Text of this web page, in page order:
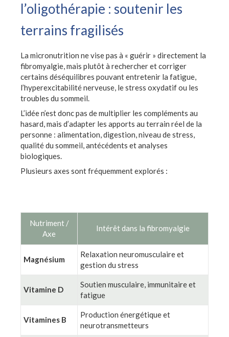
l’oligothérapie : soutenir les
terrains fragilisés
La micronutrition ne vise pas à « guérir » directement la
fibromyalgie, mais plutôt à rechercher et corriger
certains déséquilibres pouvant entretenir la fatigue,
l’hyperexcitabilité nerveuse, le stress oxydatif ou les
troubles du sommeil.
L’idée n’est donc pas de multiplier les compléments au
hasard, mais d’adapter les apports au terrain réel de la
personne : alimentation, digestion, niveau de stress,
qualité du sommeil, antécédents et analyses
biologiques.
Plusieurs axes sont fréquemment explorés :
Nutriment /
Axe
Intérêt dans la fibromyalgie
Magnésium
Relaxation neuromusculaire et
gestion du stress
Vitamine D
Soutien musculaire, immunitaire et
fatigue
Vitamines B
Production énergétique et
neurotransmetteurs